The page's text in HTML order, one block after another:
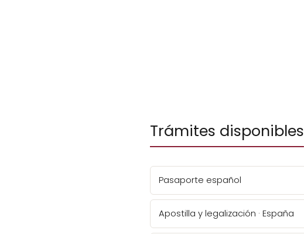
Trámites disponibles
Pasaporte español
Apostilla y legalización · España